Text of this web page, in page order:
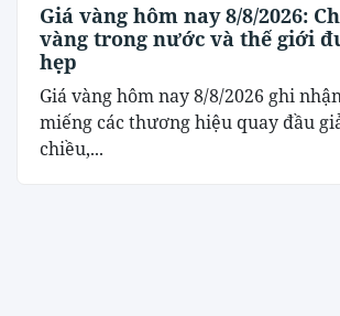
Giá vàng hôm nay 8/8/2026:
vàng trong nước và thế giới
hẹp
Giá vàng hôm nay 8/8/2026 ghi
miếng các thương hiệu quay đầu
chiều,...